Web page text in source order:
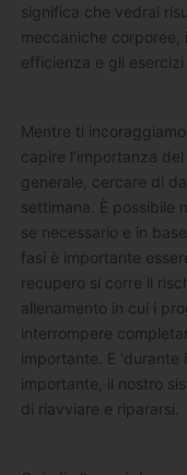
significa che vedrai
meccaniche corporee,
efficienza e gli
Mentre ti
capire l’importanza
generale, cercare di
settimana. È possibile
se necessario e in
fasi è importante
recupero si corre il
allenamento in cui i
interrompere
importante. E
importante, il nostro
di riavviare e ripararsi.